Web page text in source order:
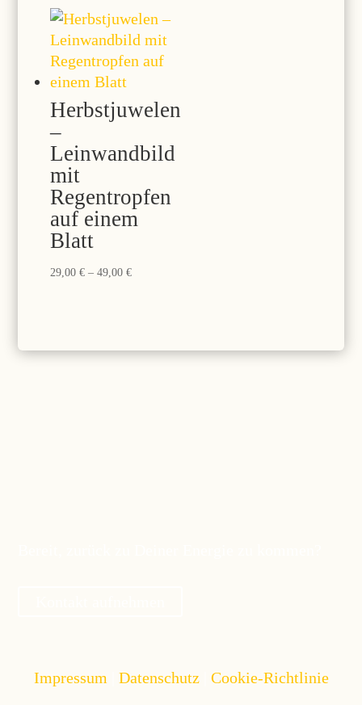
49,00 €
Herbstjuwelen
–
Leinwandbild
mit
Regentropfen
auf einem
Blatt
29,00€ –49,00€Preisspanne:
Impressum Datenschutz| Cookie-Richtlinie